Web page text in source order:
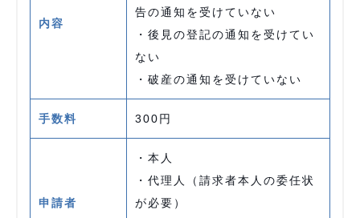
内容
告の通知を受けていない
・後見の登記の通知を受けてい
ない
・破産の通知を受けていない
手数料 300円
申請者
・本人
・代理人（請求者本人の委任状
が必要）